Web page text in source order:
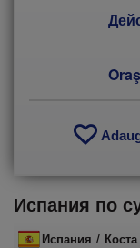
Испания по
Испания /